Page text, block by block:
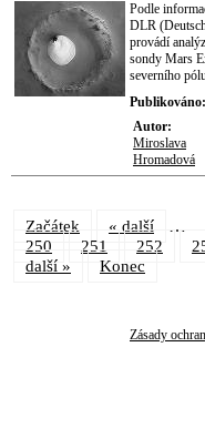
Podle
DLR
provádí
sondy Mars
severního
Publikováno:
Autor:
Miroslava
Hromadová
Začátek « další …
250 251 252
další »
Konec
Zásady